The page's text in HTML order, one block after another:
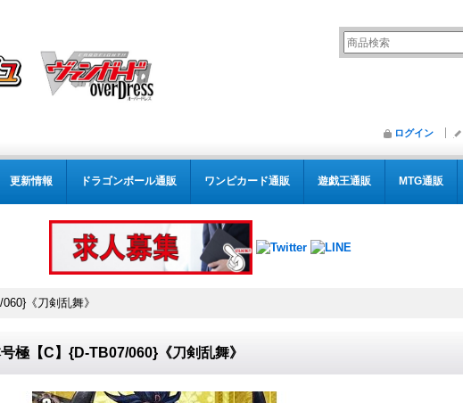
ログイン
更新情報 ドラゴンボール通販 ワンピカード通販 遊戯王通販 MTG通販
《刀剣乱舞》
極【C】{D-TB07/060}《刀剣乱舞》